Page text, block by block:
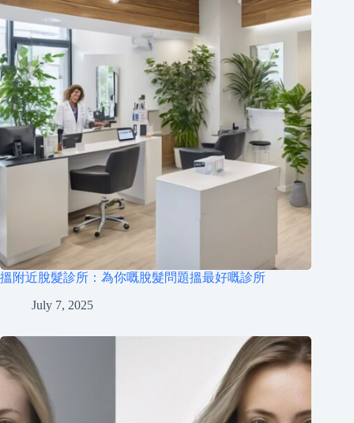
搵附近脫髮診所：為你嘅脫髮問題搵最好嘅診所
July 7, 2025